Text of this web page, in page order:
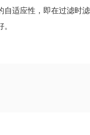
适应性，即在过滤时